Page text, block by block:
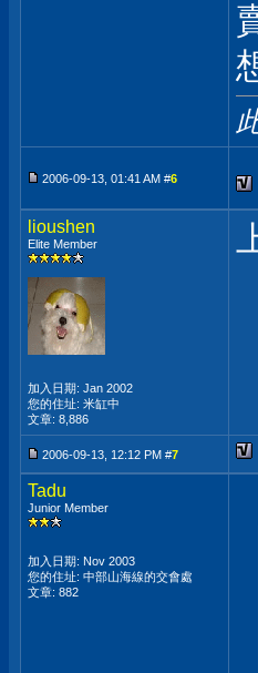
2006-09-13, 01:41 AM #6
lioushen
Elite Member
加入日期: Jan 2002
您的住址: 米缸中
文章: 8,886
2006-09-13, 12:12 PM #7
Tadu
Junior Member
加入日期: Nov 2003
您的住址: 中部山海線的交會處
文章: 882